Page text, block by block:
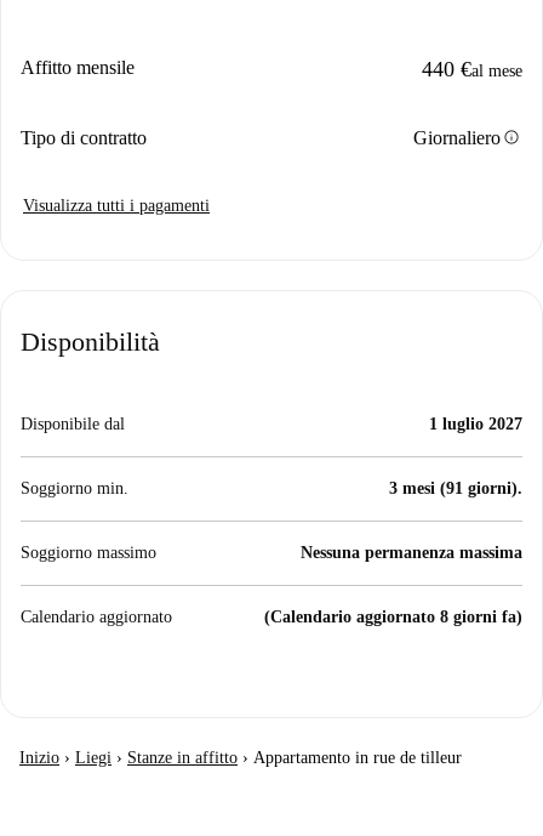
Affitto mensile 440 €al mese
Tipo di contratto Giornalieroinfo
Visualizza tutti i pagamenti
Disponibilità
Disponibile dal 1 luglio 2027
Soggiorno min. 3 mesi (91 giorni).
Soggiorno massimo Nessuna permanenza massima
Calendario aggiornato (Calendario aggiornato 8 giorni fa)
Inizio › Liegi › Stanze in affitto › Appartamento in rue de tilleur